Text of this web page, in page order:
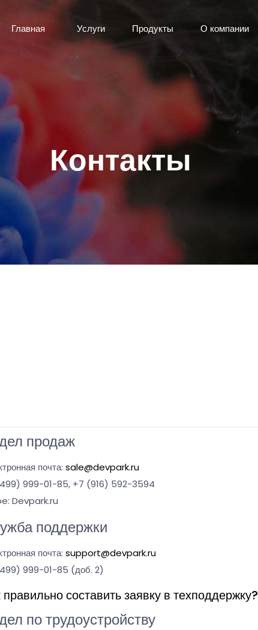
Главная Услуги Продукты О компании
Контакты
продаж
почта: sale@devpark.ru
999-01-85, +7 (916) 592-3594
Devpark.ru
поддержки
почта: support@devpark.ru
999-01-85 (доб. 2)
правильно составить заявку в техподдержку?
по трудоустройству